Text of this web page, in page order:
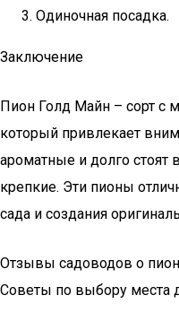
Одиночная посадка.
Заключение
Пион Голд Майн – сорт с
который привлекает
ароматные и долго стоят
крепкие. Эти пионы
сада и создания
Отзывы садоводов о
Советы по выбору места